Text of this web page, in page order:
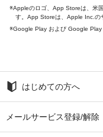
Appleのロゴ、App Storeは、米
す。App Storeは、Apple Inc.の
Google Play および Google Play
はじめての方へ
メールサービス登録/解除